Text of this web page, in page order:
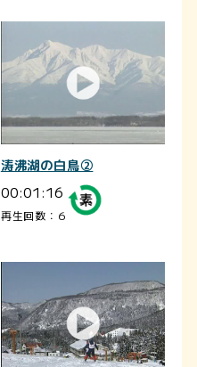
涛沸湖の白鳥②
00:01:16
再生回数：6